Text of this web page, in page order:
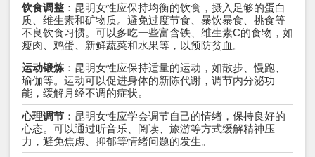
饮食调整：昆明女性应保持均衡的饮食，摄入足够的蛋白
质、维生素和矿物质。避免过度节食、暴饮暴食、挑食等
不良饮食习惯。可以多吃一些富含铁、维生素C的食物，如
瘦肉、鸡蛋、新鲜蔬菜和水果等，以预防贫血。
运动锻炼：昆明女性应保持适量的运动，如散步、慢跑、
瑜伽等。运动可以促进身体的新陈代谢，调节内分泌功
能，缓解月经不调的症状。
心理调节：昆明女性应学会调节自己的情绪，保持良好的
心态。可以通过听音乐、阅读、旅游等方式缓解精神压
力，避免焦虑、抑郁等情绪问题的发生。